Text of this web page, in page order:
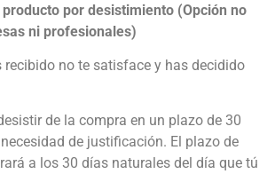
por desistimiento (Opción no
ni profesionales)
recibido no te satisface y has decidido
de la compra en un plazo de 30
de justificación. El plazo de
a los 30 días naturales del día que tú